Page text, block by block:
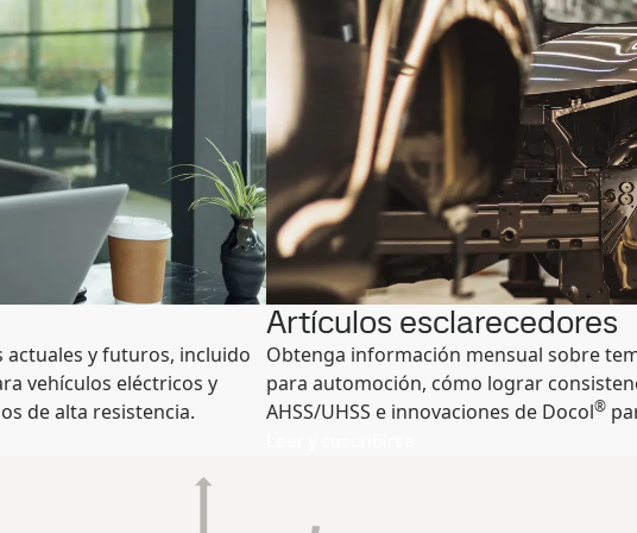
actuales y futuros, incluido
vehículos eléctricos y
de alta resistencia.
Artículos esclarecedores
Obtenga información mensual sobre
para automoción, cómo lograr
AHSS/UHSS e innovaciones de Docol®